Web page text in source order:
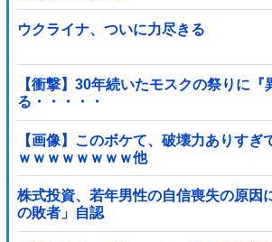
ウクライナ、ついに力尽きる
【衝撃】30年続いたモスクの祭りに『
る・・・・・
【画像】このボケて、破壊力ありすぎ
ｗｗｗｗｗｗｗｗ他
株式投資、若年男性の自信喪失の原因
の敗者」自認